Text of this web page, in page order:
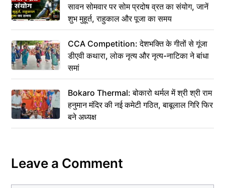
सावन सोमवार पर सोम प्रदोष व्रत का संयोग, जानें
शुभ मुहूर्त, राहुकाल और पूजा का समय
CCA Competition: देशभक्ति के गीतों से गूंजा
डीएवी कथारा, लोक नृत्य और नृत्य-नाटिका ने बांधा
समां
Bokaro Thermal: बोकारो थर्मल में श्री श्री राम
हनुमान मंदिर की नई कमेटी गठित, बाबूलाल गिरि फिर
बने अध्यक्ष
Leave a Comment